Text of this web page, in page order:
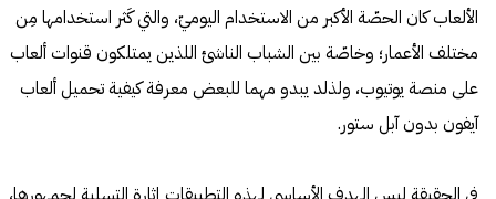
الألعاب كان الحصّة الأكبر من الاستخدام اليوميّ، والتي كَثر استخدامها مِن
مختلف الأعمار؛ وخاصّة بين الشباب الناشئ اللذين يمتلكون قنوات ألعاب
على منصة يوتيوب، ولذلد يبدو مهما للبعض معرفة كيفية تحميل ألعاب
آيفون بدون آبل ستور.